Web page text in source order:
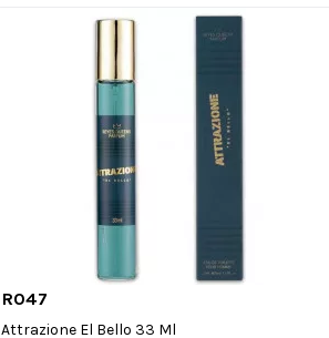
R047
Attrazione El Bello 33 Ml